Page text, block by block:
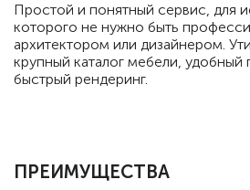
Простой и понятный сервис, для
которого не нужно быть
архитектором или дизайнером.
крупный каталог мебели, удобный
быстрый рендеринг.
ПРЕИМУЩЕСТВА